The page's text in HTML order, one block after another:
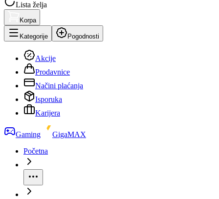
Lista želja
Korpa
Kategorije Pogodnosti
Akcije
Prodavnice
Načini plaćanja
Isporuka
Karijera
Gaming
GigaMAX
Početna